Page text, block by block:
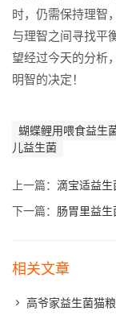
时，仍需保持理智
与理智之间寻找平
望经过今天的分析
明智的决定！
蝴蝶鲤用喂食益生
儿益生菌
上一篇： 滴宝适益生
下一篇： 肠胃里益
相关文章
高爷家益生菌猫